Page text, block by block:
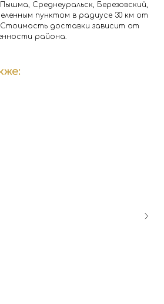
Среднеуральск, Березовский,
пунктом в радиусе 30 км от
доставки зависит от
района.